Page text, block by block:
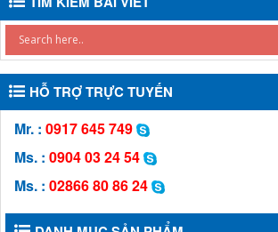
HỖ TRỢ TRỰC TUYẾN
Mr. : 0917 645 749
Ms. : 0904 03 24 54
Ms. : 02866 80 86 24